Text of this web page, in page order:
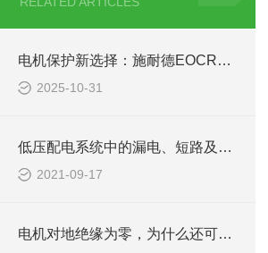
电机保护新选择：施耐德EOCR3DE-05DUH
2025-10-31
低压配电系统中的漏电、短路及零线断线防护措施
2021-09-17
电机对地绝缘为零，为什么还可以正常启动？